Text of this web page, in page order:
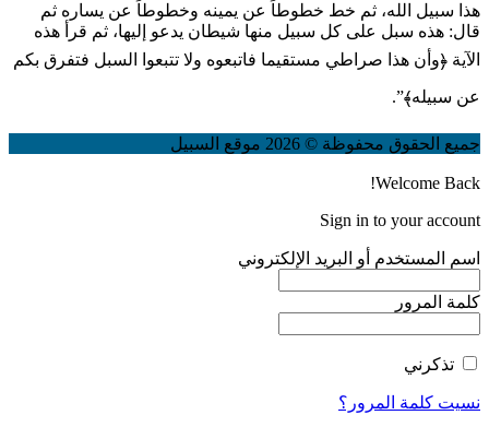
هذا سبيل الله، ثم خط خطوطاً عن يمينه وخطوطاً عن يساره ثم
قال: هذه سبل على كل سبيل منها شيطان يدعو إليها، ثم قرأ هذه
الآية ﴿وأن هذا صراطي مستقيما فاتبعوه ولا تتبعوا السبل فتفرق بكم
عن سبيله﴾”.
جميع الحقوق محفوظة © 2026 موقع السبيل
Welcome Back!
Sign in to your account
اسم المستخدم أو البريد الإلكتروني
كلمة المرور
تذكرني
نسيت كلمة المرور؟